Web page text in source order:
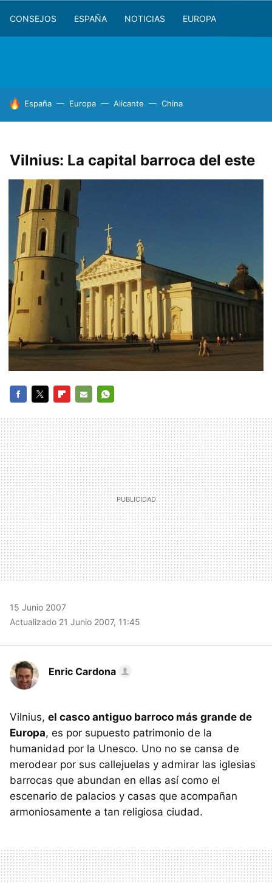
CONSEJOS ESPAÑA NOTICIAS EUROPA
HOY SE HABLA DE
España Europa Alicante China
Vilnius: La capital barroca del este
MAIL
15 Junio 2007
Actualizado 21 Junio 2007, 11:45
Enric Cardona
Vilnius, el casco antiguo barroco más grande de
Europa, es por supuesto patrimonio de la
humanidad por la Unesco. Uno no se cansa de
merodear por sus callejuelas y admirar las iglesias
barrocas que abundan en ellas así como el
escenario de palacios y casas que acompañan
armoniosamente a tan religiosa ciudad.